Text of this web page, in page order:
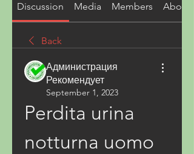
Discussion Media Members About
Back
Администрация
Рекомендует
September 1, 2023
Perdita urina
notturna uomo